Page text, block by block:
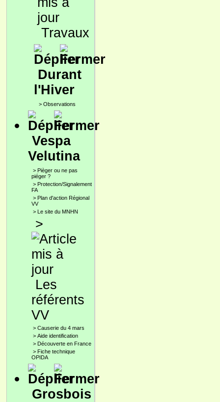
Travaux
Durant
l'Hiver
> Observations
Vespa
Velutina
> Pièger ou ne pas
piéger ?
> Protection/Signalement
FA
> Plan d'action Régional
VV
> Le site du MNHN
>
Les
référents
VV
> Causerie du 4 mars
> Aide identification
> Découverte en France
> Fiche technique
OPIDA
Grosbois